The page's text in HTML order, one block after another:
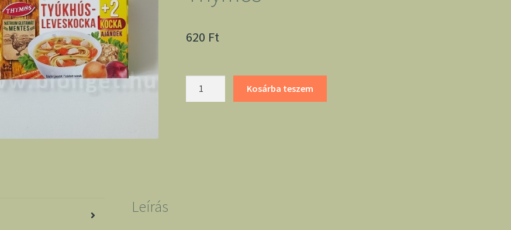
620 Ft
Kosárba teszem
Leírás